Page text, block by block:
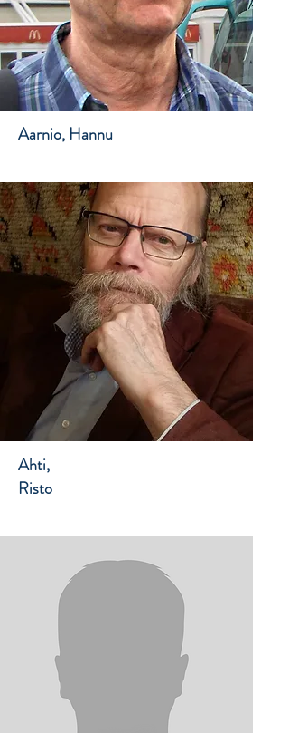
Aarnio, Hannu
Ahti,
Risto